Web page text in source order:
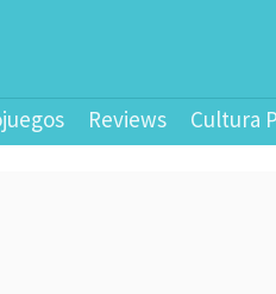
Reviews Cultura